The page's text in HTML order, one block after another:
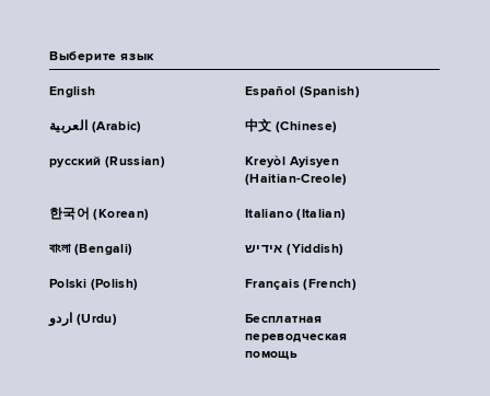
Выберите язык
English Español (Spanish)
العربية (Arabic) 中文 (Chinese)
русский (Russian)
Kreyòl Ayisyen
(Haitian-Creole)
한국어 (Korean) Italiano (Italian)
বাংলা (Bengali) אידיש (Yiddish)
Polski (Polish) Français (French)
اردو (Urdu)
Бесплатная
переводческая
помощь